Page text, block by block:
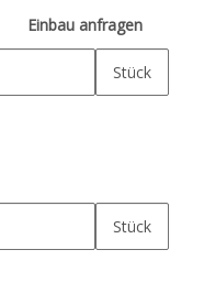
Einbau anfragen
Stück
Stück